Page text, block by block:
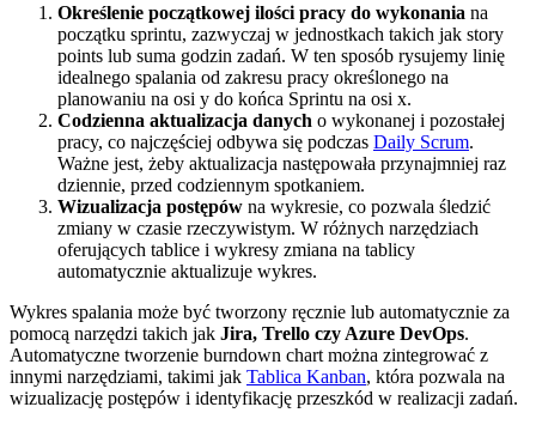
Określenie początkowej ilości pracy do wykonania na
początku sprintu, zazwyczaj w jednostkach takich jak story
points lub suma godzin zadań. W ten sposób rysujemy linię
idealnego spalania od zakresu pracy określonego na
planowaniu na osi y do końca Sprintu na osi x.
Codzienna aktualizacja danych o wykonanej i pozostałej
pracy, co najczęściej odbywa się podczas Daily Scrum.
Ważne jest, żeby aktualizacja następowała przynajmniej raz
dziennie, przed codziennym spotkaniem.
Wizualizacja postępów na wykresie, co pozwala śledzić
zmiany w czasie rzeczywistym. W różnych narzędziach
oferujących tablice i wykresy zmiana na tablicy
automatycznie aktualizuje wykres.
Wykres spalania może być tworzony ręcznie lub automatycznie za
pomocą narzędzi takich jak Jira, Trello czy Azure DevOps.
Automatyczne tworzenie burndown chart można zintegrować z
innymi narzędziami, takimi jak Tablica Kanban, która pozwala na
wizualizację postępów i identyfikację przeszkód w realizacji zadań.